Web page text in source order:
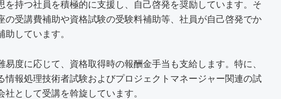
を持つ社員を積極的に支援し、自己啓発を奨励しています。そ
の受講費補助や資格試験の受験料補助等、社員が自己啓発でか
助しています。
易度に応じて、資格取得時の報酬金手当も支給します。特に、
情報処理技術者試験およびプロジェクトマネージャー関連の試
社として受講を斡旋しています。